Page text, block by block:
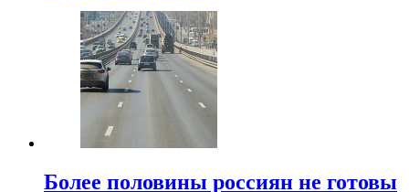
Более половины россиян не готовы